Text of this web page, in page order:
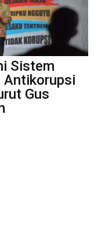
Sistem
Antikorupsi
Gus